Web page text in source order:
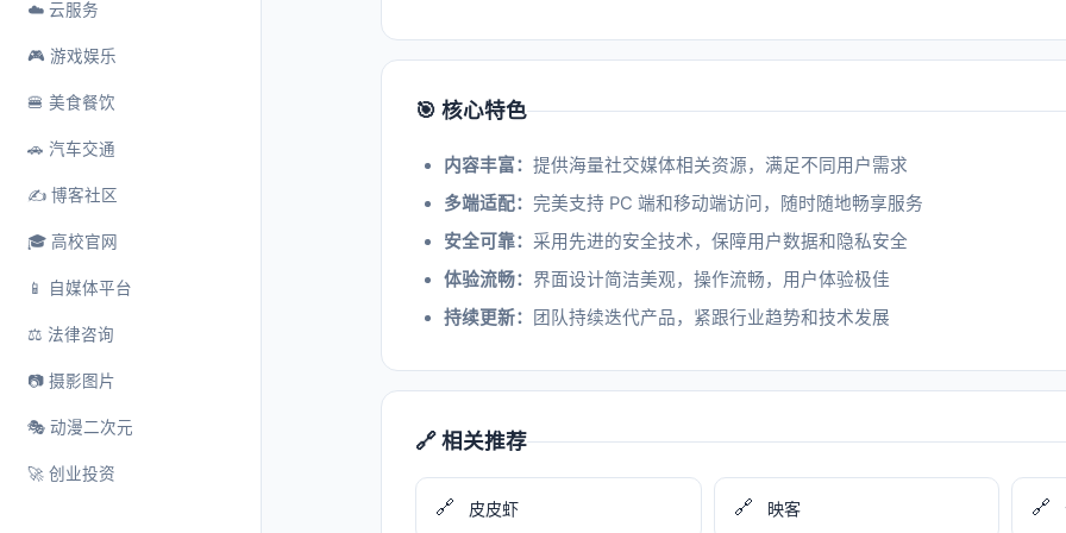
☁️ 云服务
🎮 游戏娱乐
🍔 美食餐饮
🚗 汽车交通
✍️ 博客社区
🎓 高校官网
📱 自媒体平台
⚖️ 法律咨询
📷 摄影图片
🎭 动漫二次元
🚀 创业投资
🎯 核心特色
内容丰富： 提供海量社交媒体相关资源，满足不同用户需求
多端适配： 完美支持 PC 端和移动端访问，随时随地畅享服务
安全可靠： 采用先进的安全技术，保障用户数据和隐私安全
体验流畅： 界面设计简洁美观，操作流畅，用户体验极佳
持续更新：
团队持续迭代产品，紧跟行业趋势和技术发展
🔗 相关推荐
🔗 皮皮虾 🔗 映客 🔗